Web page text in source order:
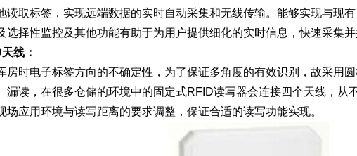
读取标签，实现远端数据的实时自动采集和无线传输。能够实现与现
选择性监控及其他功能有助于为用户提供细化的实时信息，快速采集并
线：
房时电子标签方向的不确定性，为了保证多角度的有效识别，故采用
漏读，在很多仓储的环境中的固定式RFID读写器会连接四个天线，从
场应用环境与读写距离的要求调整，保证合适的读写功能实现。